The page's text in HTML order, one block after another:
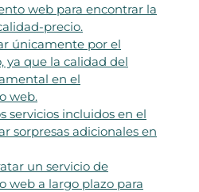
web para encontrar la
precio.
únicamente por el
ya que la calidad del
en el
web.
servicios incluidos en el
sorpresas adicionales en
un servicio de
web a largo plazo para